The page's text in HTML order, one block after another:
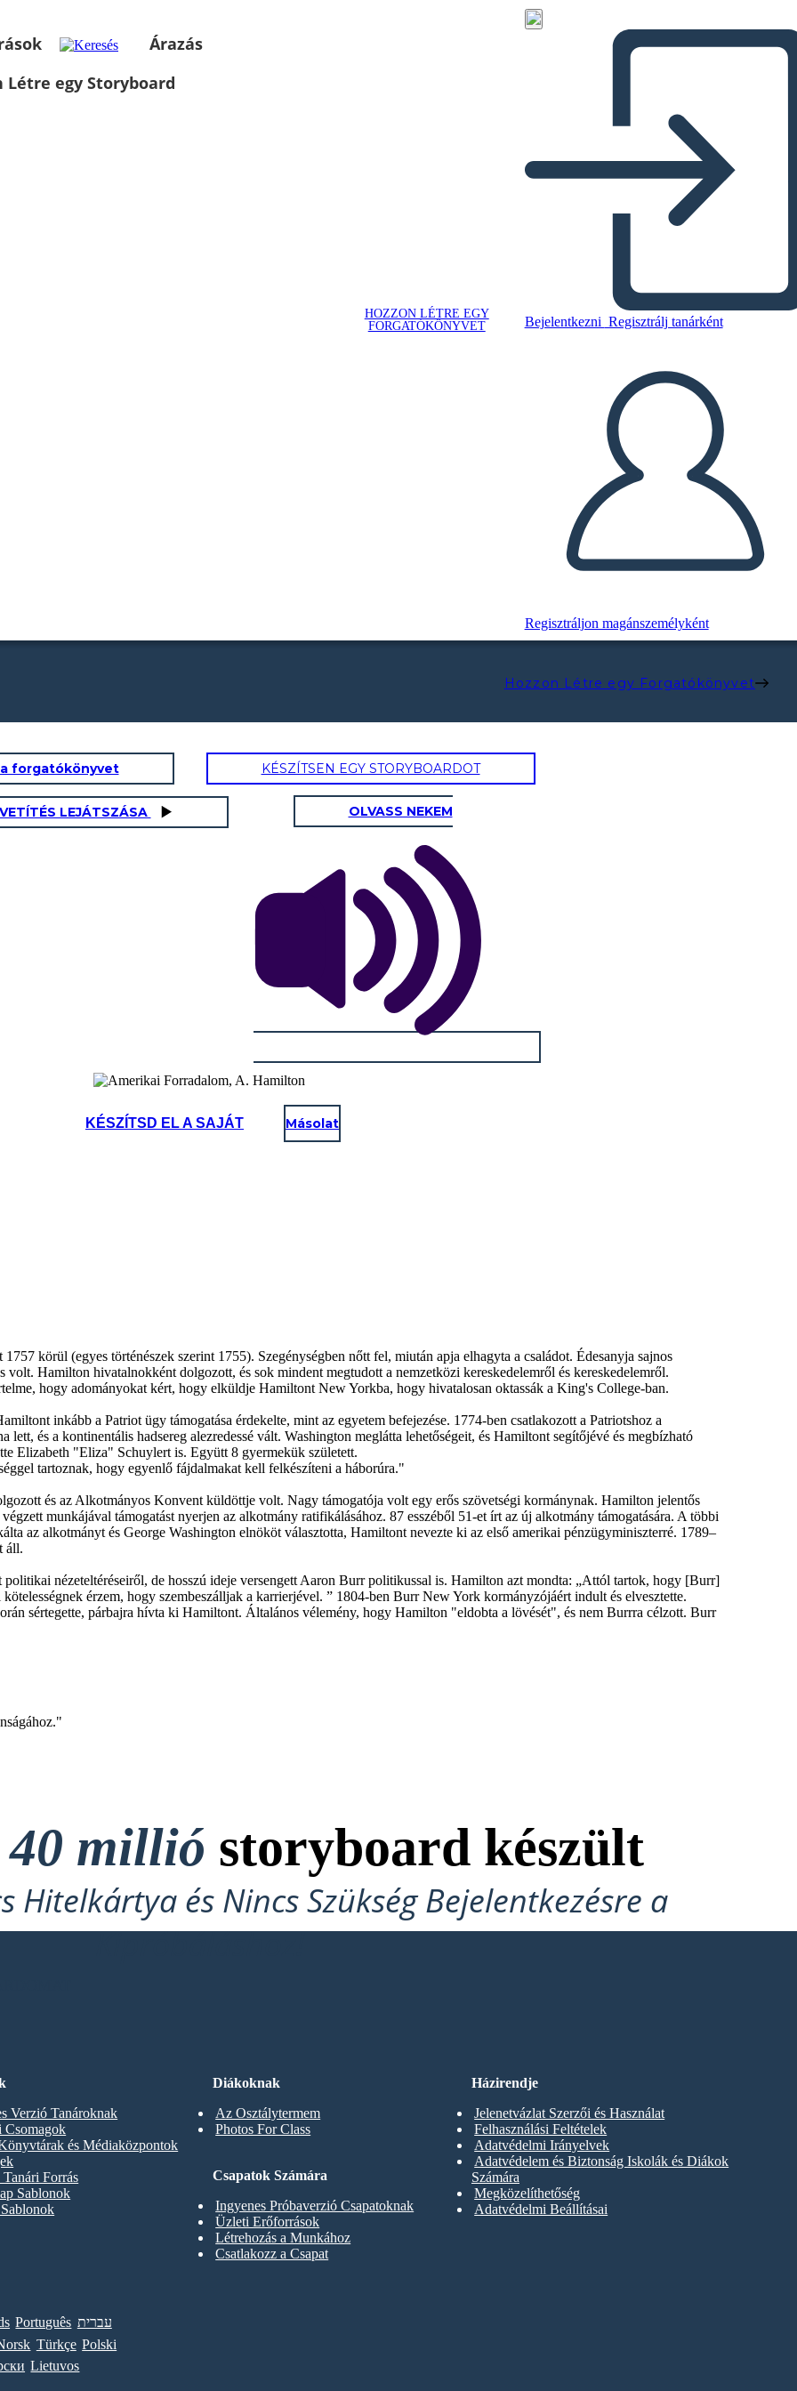
Árazás
Létre egy Storyboard
HOZZON LÉTRE EGY
FORGATÓKÖNYVET
Bejelentkezni Regisztrálj tanárként
Regisztráljon magánszemélyként
Hozzon Létre egy Forgatókönyvet
forgatókönyvet KÉSZÍTSEN EGY STORYBOARDOT
LEJÁTSZÁSA OLVASS NEKEM
KÉSZÍTSD EL A SAJÁT Másolat
körül (egyes történészek szerint 1755). Szegénységben nőtt fel, miután apja elhagyta a családot. Édesanyja sajnos
volt. Hamilton hivatalnokként dolgozott, és sok mindent megtudott a nemzetközi kereskedelemről és kereskedelemről.
hogy adományokat kért, hogy elküldje Hamiltont New Yorkba, hogy hivatalosan oktassák a King's College-ban.
inkább a Patriot ügy támogatása érdekelte, mint az egyetem befejezése. 1774-ben csatlakozott a Patriotshoz a
és a kontinentális hadsereg alezredessé vált. Washington meglátta lehetőségeit, és Hamiltont segítőjévé és megbízható
Elizabeth "Eliza" Schuylert is. Együtt 8 gyermekük született.
tartoznak, hogy egyenlő fájdalmakat kell felkészíteni a háborúra."
és az Alkotmányos Konvent küldöttje volt. Nagy támogatója volt egy erős szövetségi kormánynak. Hamilton jelentős
munkájával támogatást nyerjen az alkotmány ratifikálásához. 87 esszéből 51-et írt az új alkotmány támogatására. A többi
az alkotmányt és George Washington elnököt választotta, Hamiltont nevezte ki az első amerikai pénzügyminiszterré. 1789–
áll.
nézeteltéréseiről, de hosszú ideje versengett Aaron Burr politikussal is. Hamilton azt mondta: „Attól tartok, hogy [Burr]
érzem, hogy szembeszálljak a karrierjével. ” 1804-ben Burr New York kormányzójáért indult és elvesztette.
sértegette, párbajra hívta ki Hamiltont. Általános vélemény, hogy Hamilton "eldobta a lövését", és nem Burrra célzott. Burr
40 millió storyboard készült
Hitelkártya és Nincs Szükség Bejelentkezésre a
Kipróbáláshoz!
Diákoknak
Az Osztálytermem
Photos For Class
Verzió Tanároknak
Csomagok
és Médiaközpontok
Forrás
Sablonok
Csapatok Számára
Ingyenes Próbaverzió Csapatoknak
Üzleti Erőforrások
Létrehozás a Munkához
Csatlakozz a Csapat
Házirendje
Jelenetvázlat Szerzői és Használat
Felhasználási Feltételek
Adatvédelmi Irányelvek
Adatvédelem és Biztonság Iskolák és Diákok
Számára
Megközelíthetőség
Adatvédelmi Beállításai
Português עברית
Türkçe Polski
Lietuvos